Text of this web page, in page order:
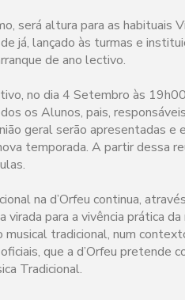
será altura para as habituais
já, lançado às turmas e
de ano lectivo.
no dia 4 Setembro às
os Alunos, pais,
geral serão apresentadas e
temporada. A partir dessa
na d’Orfeu continua,
virada para a vivência prática
musical tradicional, num
que a d’Orfeu pretende
Tradicional.